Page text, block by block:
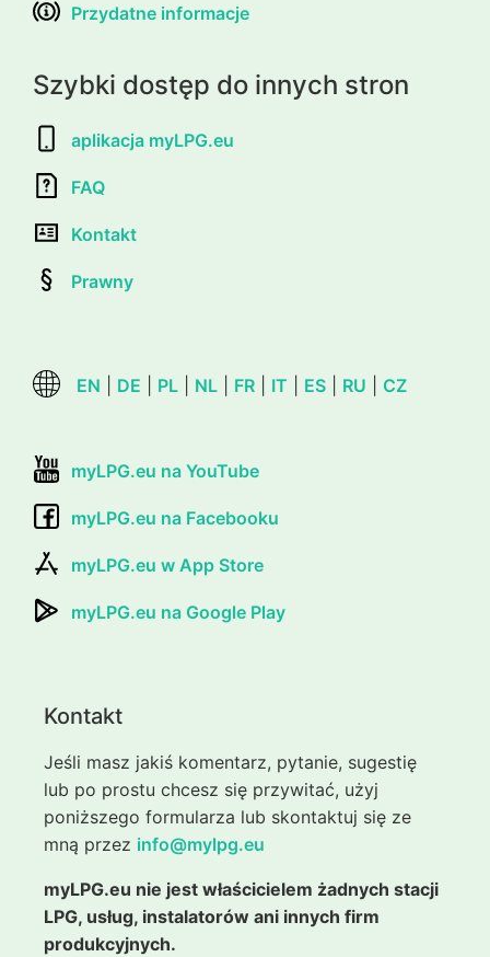
Przydatne informacje
Szybki dostęp do innych stron
aplikacja myLPG.eu
FAQ
Kontakt
Prawny
EN DE PL NL FR IT ES RU CZ
myLPG.eu na YouTube
myLPG.eu na Facebooku
myLPG.eu w App Store
myLPG.eu na Google Play
Kontakt
Jeśli masz jakiś komentarz, pytanie, sugestię
lub po prostu chcesz się przywitać, użyj
poniższego formularza lub skontaktuj się ze
mną przez info@mylpg.eu
myLPG.eu nie jest właścicielem żadnych stacji
LPG, usług, instalatorów ani innych firm
produkcyjnych.